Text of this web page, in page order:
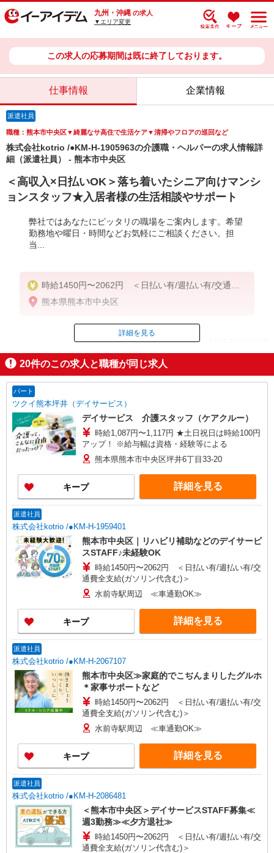
九州・沖縄 の求人
▼エリア変更
この求人の応募期間は既に終了しております。
仕事情報 企業情報
派遣社員
職種：熊本市中央区▼綺麗なサ高住で生活ケア▼清掃やフロアの巡回など
株式会社kotrio /●KM-H-1905963の介護職・ヘルパーの求人情報詳
細（派遣社員） - 熊本市中央区
＜高収入×日払いOK＞落ち着いたシニア向けマンシ
ョンスタッフ★入居者様の生活相談やサポート
弊社ではあなたにピッタリの職場をご案内します。希望
勤務地や曜日・時間などお気軽にご相談ください。担
当...
時給1450円〜2062円 ＜日払い有/週払い有/交通費
全支給(ガソリン代含む)＞
熊本県熊本市中央区
ID：AE0527653792
掲載期間終了
詳細を見る
20件のこの求人と職種が同じ求人
パート
ツクイ熊本坪井（デイサービス）
デイサービス 介護スタッフ（ケアクルー）
時給1,087円〜1,117円 ★土日祝日は時給100円
アップ！ ※給与幅は資格・経験等による
熊本県熊本市中央区坪井6丁目33-20
キープ 詳細を見る
派遣社員
株式会社kotrio /●KM-H-1959401
熊本市中央区｜リハビリ補助などのデイサービ
スSTAFF♪未経験OK
時給1450円〜2062円 ＜日払い有/週払い有/交
通費全支給(ガソリン代含む)＞
水前寺駅周辺 ≪車通勤OK≫
キープ 詳細を見る
派遣社員
株式会社kotrio /●KM-H-2067107
熊本市中央区≫家庭的でこぢんまりしたグルホ
＊家事サポートなど
時給1450円〜2062円 ＜日払い有/週払い有/交
通費全支給(ガソリン代含む)＞
水前寺駅周辺 ≪車通勤OK≫
キープ 詳細を見る
派遣社員
株式会社kotrio /●KM-H-2086481
＜熊本市中央区＞デイサービスSTAFF募集≪
週3勤務≫≪夕方退社≫
時給1450円〜2062円 ＜日払い有/週払い有/交
通費全支給(ガソリン代含む)＞